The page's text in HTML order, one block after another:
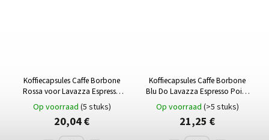
Koffiecapsules Caffe Borbone
Rossa voor Lavazza Espresso
Point 100st
Op voorraad (5 stuks)
20,04 €
Koffiecapsules Caffe Borbone
Blu Do Lavazza Espresso Point
100 st
Op voorraad (>5 stuks)
21,25 €